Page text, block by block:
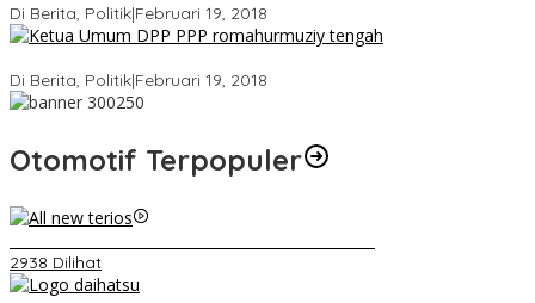
Di Berita, Politik|Februari 19, 2018
Di Berita, Politik|Februari 19, 2018
Otomotif Terpopuler
2938 Dilihat